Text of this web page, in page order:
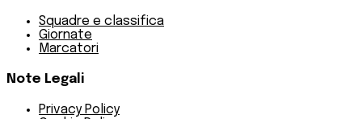
Squadre e classifica
Giornate
Marcatori
Note Legali
Privacy Policy